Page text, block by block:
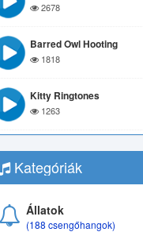
2678
Barred Owl Hooting
1818
Kitty Ringtones
1263
Kategóriák
Állatok
(188 csengőhangok)